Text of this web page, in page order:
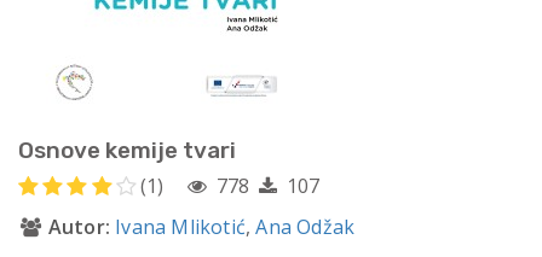
Osnove kemije tvari
(1) 778
107
Autor: Ivana Mlikotić,Ana Odžak